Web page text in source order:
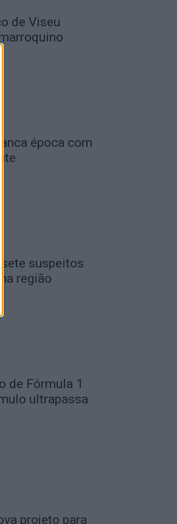
de Viseu
época com
sete suspeitos
região
de Fórmula 1
ultrapassa
projeto para